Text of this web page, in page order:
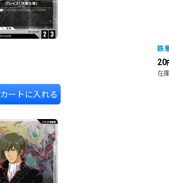
カートに入れる
鉄
20
在